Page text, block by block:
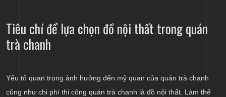
Tiêu chí để lựa chọn đồ nội thất trong quán
trà chanh
Yếu tố quan trọng ảnh hưởng đến mỹ quan của quán trà chanh
cũng như chi phí thi công quán trà chanh là đồ nội thất. Làm thế